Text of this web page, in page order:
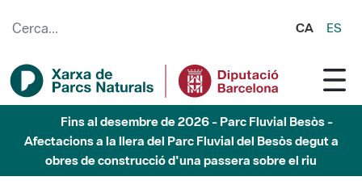
CA ES
Fins al desembre de 2026 - Parc Fluvial Besòs -
Afectacions a la llera del Parc Fluvial del Besòs degut a
obres de construcció d'una passera sobre el riu